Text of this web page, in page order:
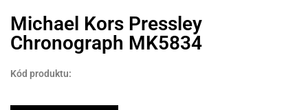
Michael Kors Pressley
Chronograph MK5834
Kód produktu: